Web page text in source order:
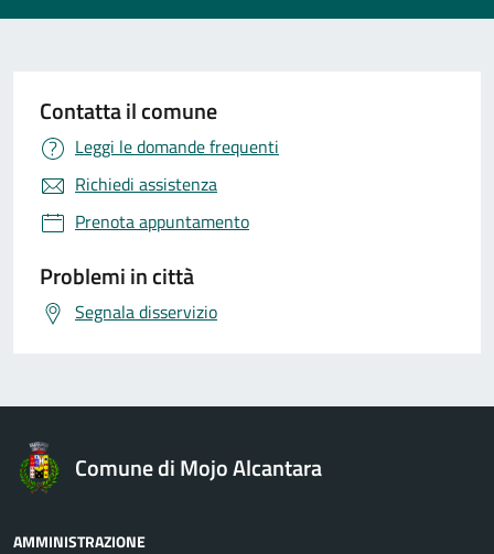
Contatta il comune
Leggi le domande frequenti
Richiedi assistenza
Prenota appuntamento
Problemi in città
Segnala disservizio
Comune di Mojo Alcantara
AMMINISTRAZIONE